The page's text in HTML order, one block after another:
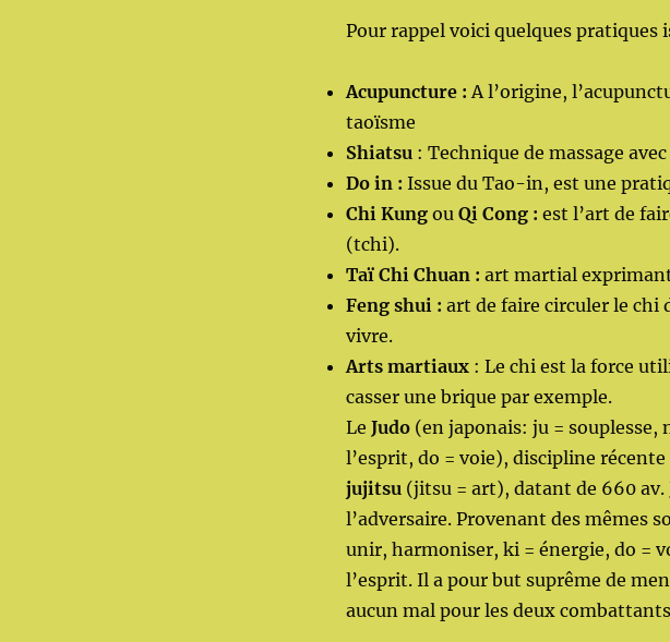
Pour rappel voici quelques pratiques
Acupuncture : A l’origine,
taoïsme
Shiatsu : Technique de massage
Do in : Issue du Tao-in, est une
Chi Kungou Qi Cong : est l’art de
(tchi).
Taï Chi Chuan : art martial
Feng shui : art de faire circuler le chi
vivre.
Arts martiaux: Le chi est la force
casser une brique par exemple.
Le Judo(en japonais: ju = souplesse,
l’esprit, do = voie), discipline
jujitsu (jitsu = art), datant de 660 av.
l’adversaire. Provenant des mêmes
unir, harmoniser, ki = énergie, do =
l’esprit. Il a pour but suprême de
aucun mal pour les deux